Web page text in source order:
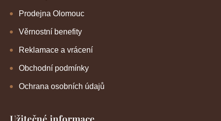
Prodejna Olomouc
Věrnostní benefity
Reklamace a vrácení
Obchodní podmínky
Ochrana osobních údajů
Užitečné informace